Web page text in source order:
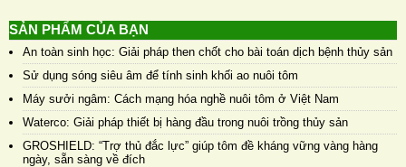
SẢN PHẨM CỦA BẠN
An toàn sinh học: Giải pháp then chốt cho bài toán dịch bệnh thủy sản
Sử dụng sóng siêu âm để tính sinh khối ao nuôi tôm
Máy sưởi ngâm: Cách mạng hóa nghề nuôi tôm ở Việt Nam
Waterco: Giải pháp thiết bị hàng đầu trong nuôi trồng thủy sản
GROSHIELD: “Trợ thủ đắc lực” giúp tôm đề kháng vững vàng hàng
ngày, sẵn sàng về đích